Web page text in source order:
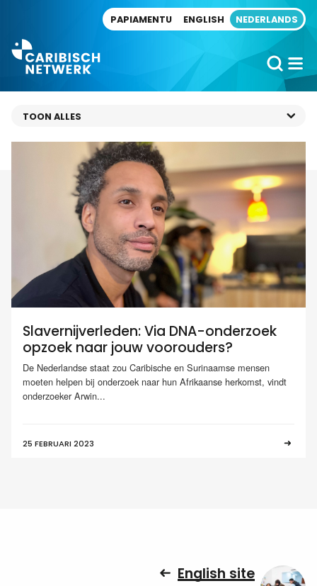
PAPIAMENTU ENGLISH NEDERLANDS
Slavernijverleden: Via DNA-onderzoek
opzoek naar jouw voorouders?
De Nederlandse staat zou Caribische en Surinaamse mensen
moeten helpen bij onderzoek naar hun Afrikaanse herkomst, vindt
onderzoeker Arwin...
25 FEBRUARI 2023
English site